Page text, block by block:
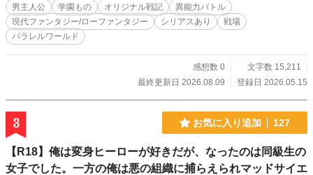
いう立場で安定した給料下の中で働き続けるためという何とも醜い考えだった。
そんな世の中に僕は「憑霊病」を発症。 そして医師に告げられたのは――井伊
直正の魂が僕についている事実だった。 僕は平和を望むかこの学校のために戦
男主人公 学園もの オリジナル戦記
異能力バトル
現代ファンタジー/ローファンタジー
シリアスあり
戦場
パラレルワールド
感想数 0
文字数 15,211
最終更新日 2026.08.09
登録日 2026.05.15
3 お気に入り追加 127
【R18】俺は変身ヒーローが好きだが、なったのは同級生の
女子でした。一方の俺は悪の組織に捕らえられマッドサイエ